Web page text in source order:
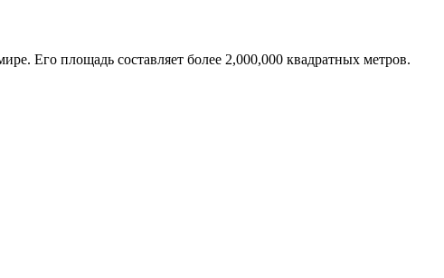
Его площадь составляет более 2,000,000 квадратных метров.